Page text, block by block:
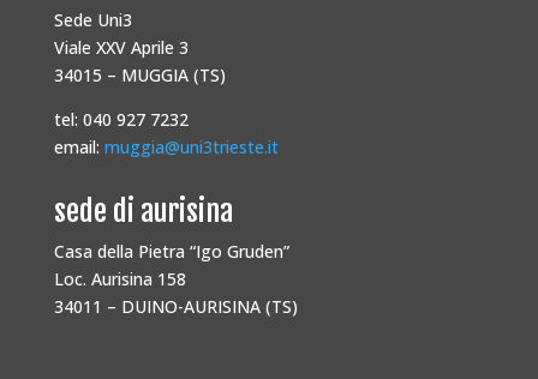
Sede Uni3
Viale XXV Aprile 3
34015 – MUGGIA (TS)
tel: 040 927 7232
email: muggia@uni3trieste.it
sede di aurisina
Casa della Pietra “Igo Gruden”
Loc. Aurisina 158
34011 – DUINO-AURISINA (TS)